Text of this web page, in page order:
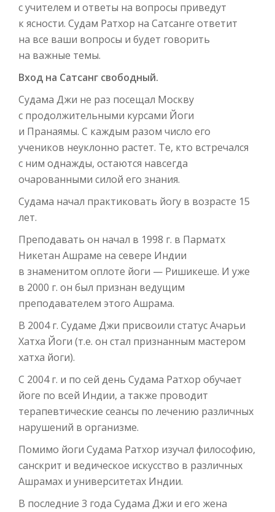
с учителем и ответы на вопросы приведут
к ясности. Судам Ратхор на Сатсанге ответит
на все ваши вопросы и будет говорить
на важные темы.
Вход на Сатсанг свободный.
Судама Джи не раз посещал Москву
с продолжительными курсами Йоги
и Пранаямы. С каждым разом число его
учеников неуклонно растет. Те, кто встречался
с ним однажды, остаются навсегда
очарованными силой его знания.
Судама начал практиковать йогу в возрасте 15
лет.
Преподавать он начал в 1998 г. в Парматх
Никетан Ашраме на севере Индии
в знаменитом оплоте йоги — Ришикеше. И уже
в 2000 г. он был признан ведущим
преподавателем этого Ашрама.
В 2004 г. Судаме Джи присвоили статус Ачарьи
Хатха Йоги (т.е. он стал признанным мастером
хатха йоги).
С 2004 г. и по сей день Судама Ратхор обучает
йоге по всей Индии, а также проводит
терапевтические сеансы по лечению различных
нарушений в организме.
Помимо йоги Судама Ратхор изучал философию,
санскрит и ведическое искусство в различных
Ашрамах и университетах Индии.
В последние 3 года Судама Джи и его жена